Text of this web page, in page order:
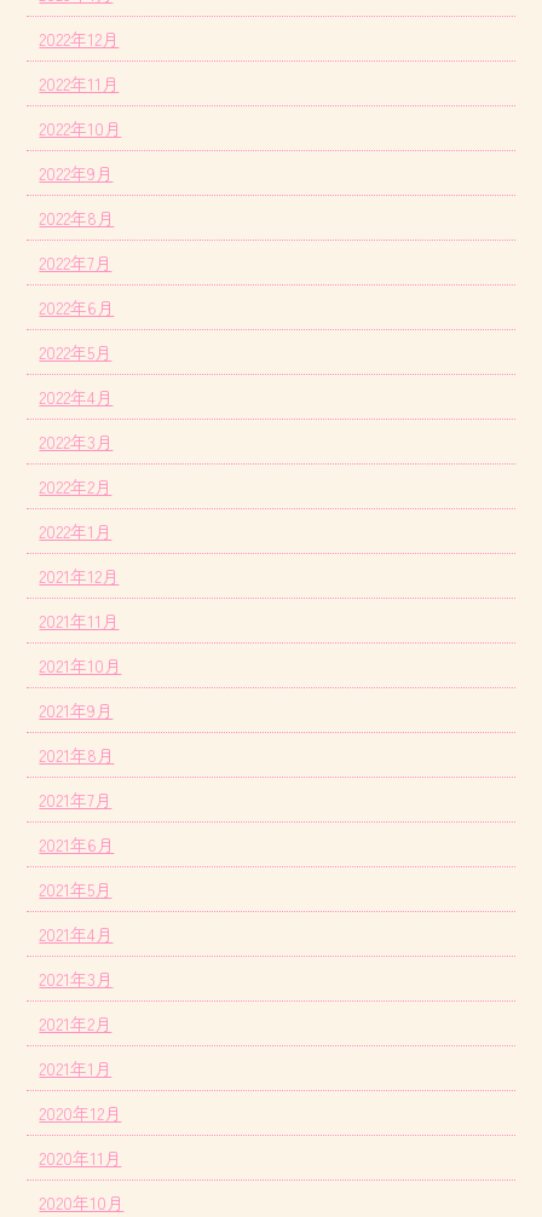
2022年12月
2022年11月
2022年10月
2022年9月
2022年8月
2022年7月
2022年6月
2022年5月
2022年4月
2022年3月
2022年2月
2022年1月
2021年12月
2021年11月
2021年10月
2021年9月
2021年8月
2021年7月
2021年6月
2021年5月
2021年4月
2021年3月
2021年2月
2021年1月
2020年12月
2020年11月
2020年10月